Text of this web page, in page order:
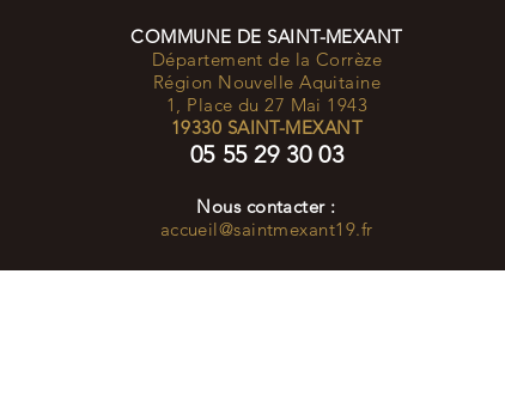
COMMUNE DE SAINT-MEXANT
Département de la Corrèze
Région Nouvelle Aquitaine
1, Place du 27 Mai 1943
19330 SAINT-MEXANT
05 55 29 30 03
Nous contacter :
accueil@saintmexant19.fr